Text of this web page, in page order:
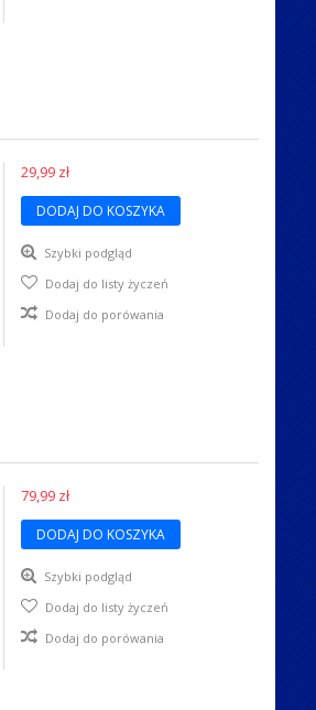
29,99 zł
DODAJ DO KOSZYKA
Szybki podgląd
Dodaj do listy życzeń
Dodaj do porówania
79,99 zł
DODAJ DO KOSZYKA
Szybki podgląd
Dodaj do listy życzeń
Dodaj do porówania